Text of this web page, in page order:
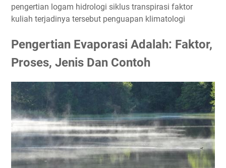
pengertian logam hidrologi siklus transpirasi faktor
kuliah terjadinya tersebut penguapan klimatologi
Pengertian Evaporasi Adalah: Faktor,
Proses, Jenis Dan Contoh